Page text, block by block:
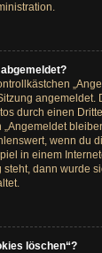
angemeldet.
durch einen
wenn du
in einem
dann wurde
löschen“?